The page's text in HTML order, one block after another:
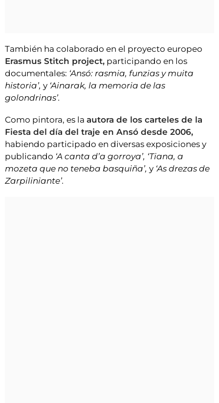
También ha colaborado en el proyecto europeo
Erasmus Stitch project, participando en los
documentales: ‘Ansó: rasmia, funzias y muita
historia’, y ‘Ainarak, la memoria de las
golondrinas’.
Como pintora, es la autora de los carteles de la
Fiesta del día del traje en Ansó desde 2006,
habiendo participado en diversas exposiciones y
publicando ‘A canta d’a gorroya’, ‘Tiana, a
mozeta que no teneba basquiña’, y ‘As drezas de
Zarpiliniante’.